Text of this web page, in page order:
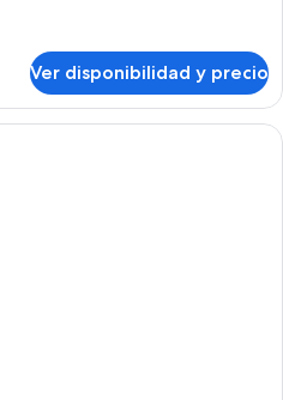
Ver disponibilidad y precio